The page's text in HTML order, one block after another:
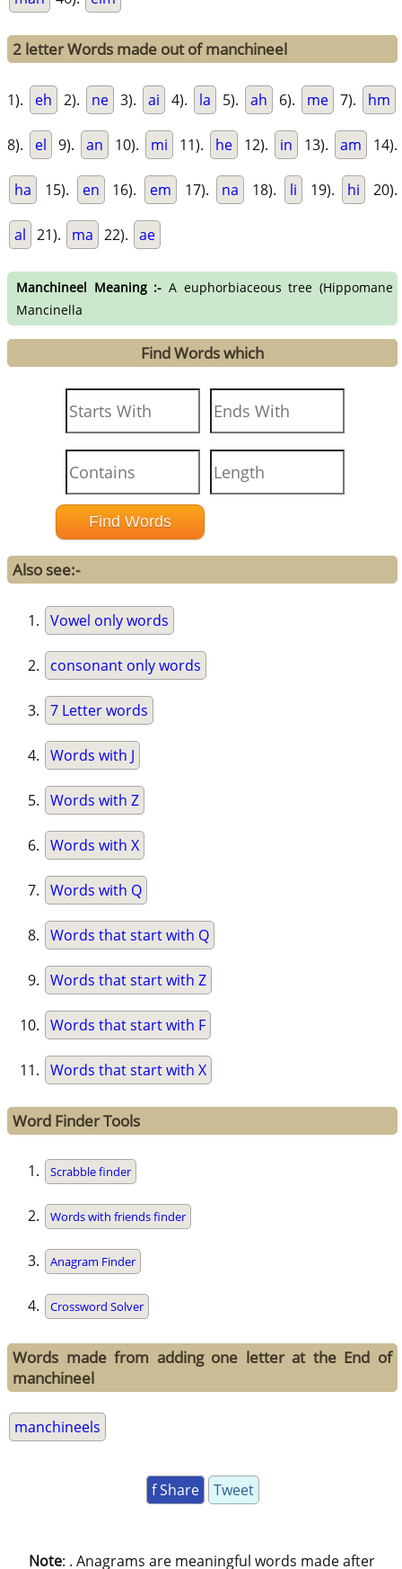
2 letter Words made out of manchineel
1). eh 2). ne 3). ai 4). la 5). ah 6). me 7). hm
8). el 9). an 10). mi 11). he 12). in 13). am 14).
ha 15). en 16). em 17). na 18). li 19). hi 20).
al 21). ma 22). ae
Manchineel Meaning :- A euphorbiaceous tree (Hippomane
Mancinella
Find Words which
Also see:-
Vowel only words
consonant only words
7 Letter words
Words with J
Words with Z
Words with X
Words with Q
Words that start with Q
Words that start with Z
Words that start with F
Words that start with X
Word Finder Tools
Scrabble finder
Words with friends finder
Anagram Finder
Crossword Solver
Words made from adding one letter at the End of
manchineel
manchineels
f Share Tweet
Note: . Anagrams are meaningful words made after